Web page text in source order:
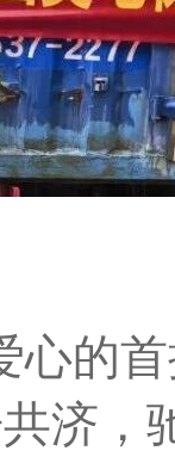
心的
济，